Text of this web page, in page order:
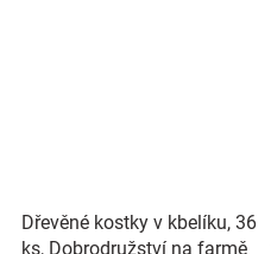
Dřevěné kostky v kbelíku, 36
ks, Dobrodružství na farmě